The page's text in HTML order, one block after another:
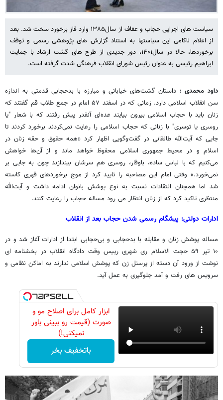
سیاست های اجرایی حجاب و عفاف از سال۱۳۸۵ وارد فاز برخورد سخت شد. بعد
از اعلام ناکامی این سیاستها به استناد گزارش های پژوهشی رسمی و توقف
برخوردها، حالا در سال۱۴۰۱، دور جدیدی از طرح های گشت ارشاد با جمایت
ابراهیم رئیسی به عنوان رئیس شورای انقلاب فرهنگی شدت گرفته است.
داود محمدی : داستان گشت‌های خیابانی و مبارزه با بدحجابی قدمتی به اندازه
سن انقلاب اسلامی دارد. زمانی که در اسفند ۵۷ امام در جمع طلاب قم گفتند که
زنان باید با حجاب اسلامی بیرون بیایند عده‌ای آنقدر پیش رفتند که با شعار "یا
روسری یا توسری" با زنانی که حجاب اسلامی را رعایت نمی‌کردند برخورد کردند تا
جایی که آیت‌الله طالقانی در گفت‌وگویی اظهار کرد «همه حقوق و حقه زنان در
اسلام و در محیط جمهوری اسلامی محفوظ خواهد ماند و از آن‌ها خواهش
می‌کنیم که با لباس ساده، باوقار، روسری هم سرشان بیندازند چون به جایی بر
نمی‌خورد.» وقتی امام این مصاحبه را تایید کرد از موج برخوردهای قهری کاسته
شد اما همچنان انتقادات نسبت به نوع پوشش بانوان ادامه داشت و آیت‌الله
منتظری تاکید کرد که از زنان انتظار می رود مساله حجاب را رعایت کنند.
ادارات دولتی: پیشگام رسمی شدن حجاب بعد از انقلاب
مساله پوشش زنان و مقابله با بدحجابی و بی‌حجابی ابتدا از ادارات آغاز شد و در
۱۰ تیر ۵۹ حجت الاسلام ری شهری رییس وقت دادگاه انقلاب در بخشنامه ای
نوشت از ورود آن دسته از پرسنل زن که پوشش اسلامی ندارند به اماکن نظامی و
سرویس های رفت و آمد جلوگیری به عمل آید.
ابزار کامل برای اصلاح مو و
صورت (قیمت رو ببینی باور
نمیکنی!)
باتخفیف بخر